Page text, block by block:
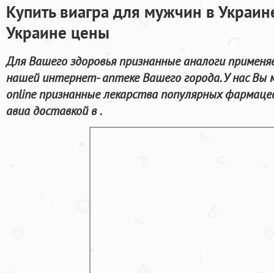
Купить виагра для мужчин в
Украине цены
Для Вашего здоровья признанные аналоги
нашей интернет- аптеке Вашего города. У нас
online признанные лекарства популярных
авиа доставкой в .